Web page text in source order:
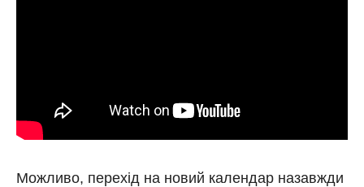
Можливо, перехід на новий календар назавжди